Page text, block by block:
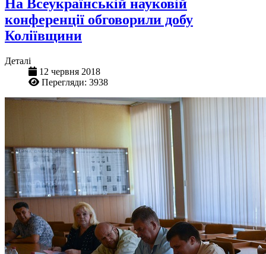
На Всеукраїнській науковій
конференції обговорили добу
Коліївщини
Деталі
12 червня 2018
Перегляди: 3938